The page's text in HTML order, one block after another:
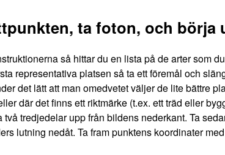
ta foton, och börja
så hittar du en lista på de arter som
representativa platsen så ta ett föremål och
det lätt att man omedvetet väljer de lite bättre
där det finns ett riktmärke (t.ex. ett träd eller
två tredjedelar upp från bildens nederkant. Ta
lutning nedåt. Ta fram punktens koordinater